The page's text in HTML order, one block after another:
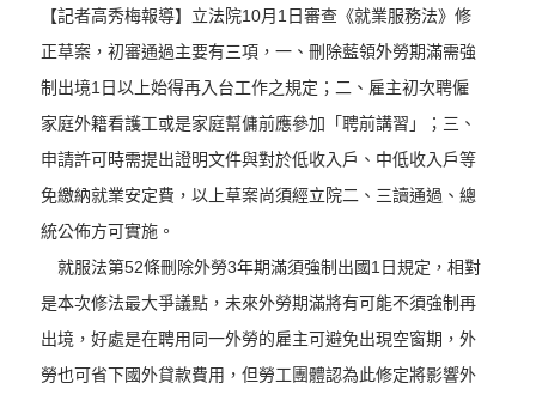
【記者高秀梅報導】立法院10月1日審查《就業服務法》修
正草案，初審通過主要有三項，一、刪除藍領外勞期滿需強
制出境1日以上始得再入台工作之規定；二、雇主初次聘僱
家庭外籍看護工或是家庭幫傭前應參加「聘前講習」；三、
申請許可時需提出證明文件與對於低收入戶、中低收入戶等
免繳納就業安定費，以上草案尚須經立院二、三讀通過、總
統公佈方可實施。
就服法第52條刪除外勞3年期滿須強制出國1日規定，相對
是本次修法最大爭議點，未來外勞期滿將有可能不須強制再
出境，好處是在聘用同一外勞的雇主可避免出現空窗期，外
勞也可省下國外貸款費用，但勞工團體認為此修定將影響外